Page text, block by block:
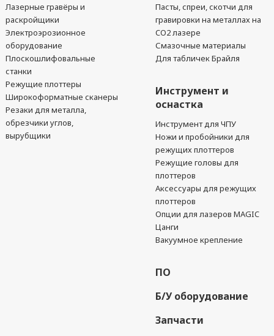
Лазерные гравёры и
раскройщики
Электроэрозионное
оборудование
Плоскошлифовальные
станки
Режущие плоттеры
Широкоформатные сканеры
Резаки для металла,
обрезчики углов,
вырубщики
Пасты, спреи, скотчи для
гравировки на металлах на
CO2 лазере
Смазочные материалы
Для табличек Брайля
Инструмент и
оснастка
Инструмент для ЧПУ
Ножи и пробойники для
режущих плоттеров
Режущие головы для
плоттеров
Аксессуары для режущих
плоттеров
Опции для лазеров MAGIC
Цанги
Вакуумное крепление
ПО
Б/У оборудование
Запчасти